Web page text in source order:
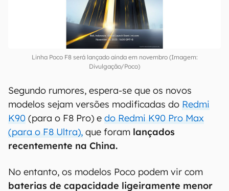
Linha Poco F8 será lançado ainda em novembro (Imagem:
Divulgação/Poco)
Segundo rumores, espera-se que os novos
modelos sejam versões modificadas do Redmi
K90 (para o F8 Pro) e do Redmi K90 Pro Max
(para o F8 Ultra), que foram lançados
recentemente na China.
No entanto, os modelos Poco podem vir com
baterias de capacidade ligeiramente menor